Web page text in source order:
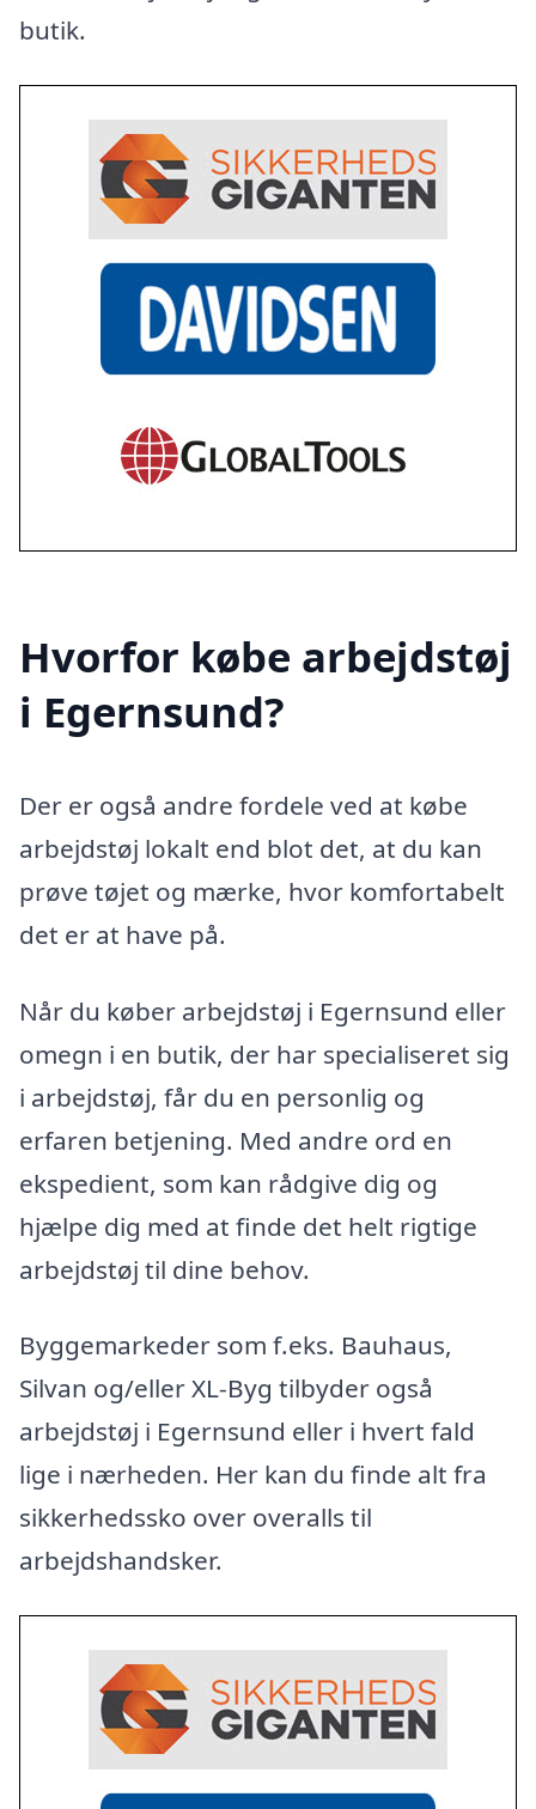
butik.
Hvorfor købe arbejdstøj
i Egernsund?
Der er også andre fordele ved at købe
arbejdstøj lokalt end blot det, at du kan
prøve tøjet og mærke, hvor komfortabelt
det er at have på.
Når du køber arbejdstøj i Egernsund eller
omegn i en butik, der har specialiseret sig
i arbejdstøj, får du en personlig og
erfaren betjening. Med andre ord en
ekspedient, som kan rådgive dig og
hjælpe dig med at finde det helt rigtige
arbejdstøj til dine behov.
Byggemarkeder som f.eks. Bauhaus,
Silvan og/eller XL-Byg tilbyder også
arbejdstøj i Egernsund eller i hvert fald
lige i nærheden. Her kan du finde alt fra
sikkerhedssko over overalls til
arbejdshandsker.